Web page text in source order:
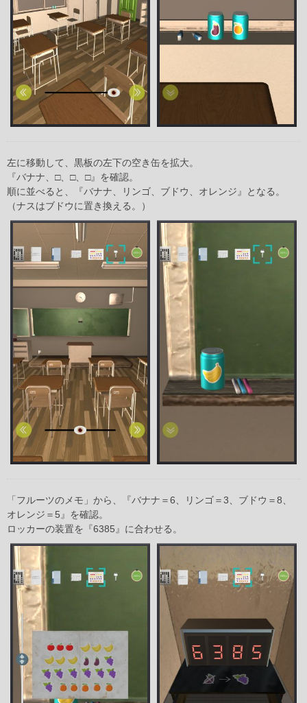
左に移動して、黒板の左下の空き缶を拡大。
『バナナ、□、□、□』を確認。
順に並べると、『バナナ、リンゴ、ブドウ、オレンジ』となる。
（ナスはブドウに置き換える。）
「フルーツのメモ」から、『バナナ＝6、リンゴ＝3、ブドウ＝8、
オレンジ＝5』を確認。
ロッカーの装置を『6385』に合わせる。